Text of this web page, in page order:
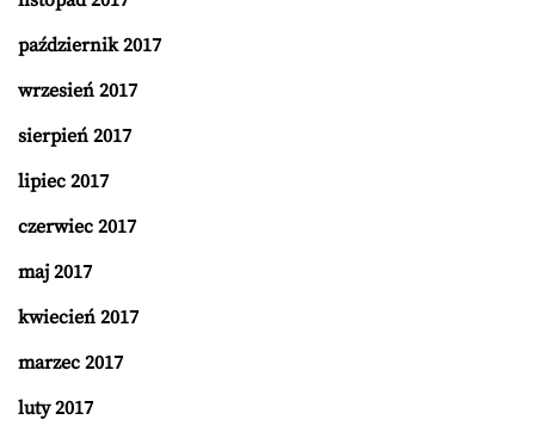
październik 2017
wrzesień 2017
sierpień 2017
lipiec 2017
czerwiec 2017
maj 2017
kwiecień 2017
marzec 2017
luty 2017